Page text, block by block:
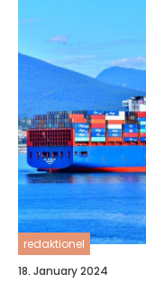
redaktionel
18. January 2024